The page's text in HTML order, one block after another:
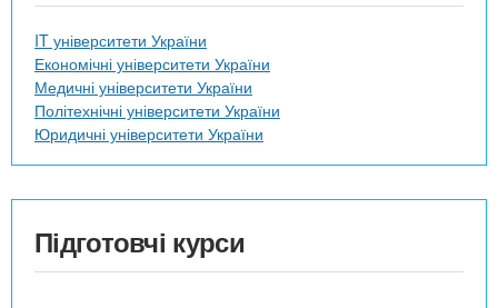
IT університети України
Економічні університети України
Медичні університети України
Політехнічні університети України
Юридичні університети України
Підготовчі курси